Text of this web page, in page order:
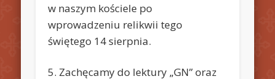
w naszym kościele po
wprowadzeniu relikwii tego
świętego 14 sierpnia.
5. Zachęcamy do lektury „GN” oraz